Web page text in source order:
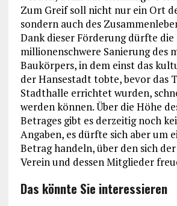
Zum Greif soll nicht nur ein Ort
sondern auch des
Dank dieser Förderung dürfte die
millionenschwere Sanierung des
Baukörpers, in dem einst das
der Hansestadt tobte, bevor das
Stadthalle errichtet wurden,
werden können. Über die Höhe
Betrages gibt es derzeitig noch
Angaben, es dürfte sich aber um
Betrag handeln, über den sich
Verein und dessen Mitglieder
Das könnte Sie interessieren